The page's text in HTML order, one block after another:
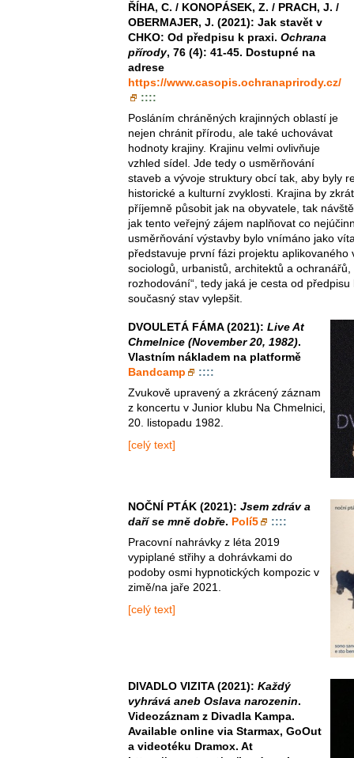
ŘÍHA, C. / KONOPÁSEK, Z. / PRACH, J. /
OBERMAJER, J. (2021): Jak stavět v
CHKO: Od předpisu k praxi. Ochrana
přírody, 76 (4): 41-45. Dostupné na
adrese
https://www.casopis.ochranaprirody.cz/
::::
Posláním chráněných krajinných oblastí je
nejen chránit přírodu, ale také uchovávat
hodnoty krajiny. Krajinu velmi ovlivňuje
vzhled sídel. Jde tedy o usměrňování
staveb a vývoje struktury obcí tak, aby byly
historické a kulturní zvyklosti. Krajina by
příjemně působit jak na obyvatele, tak
jak tento veřejný zájem naplňovat co
usměrňování výstavby bylo vnímáno jako
představuje první fázi projektu aplikovaného
sociologů, urbanistů, architektů a ochranářů,
rozhodování“, tedy jaká je cesta od
současný stav vylepšit.
DVOULETÁ FÁMA (2021): Live At
Chmelnice (November 20, 1982).
Vlastním nákladem na platformě
Bandcamp
::::
Zvukově upravený a zkrácený záznam
z koncertu v Junior klubu Na Chmelnici,
20. listopadu 1982.
[celý text]
NOČNÍ PTÁK (2021): Jsem zdráv a
daří se mně dobře. Polí5
::::
Pracovní nahrávky z léta 2019
vypiplané střihy a dohrávkami do
podoby osmi hypnotických kompozic v
zimě/na jaře 2021.
[celý text]
DIVADLO VIZITA (2021): Každý
vyhrává aneb Oslava narozenin.
Videozáznam z Divadla Kampa.
Available online via Starmax, GoOut
a videotéku Dramox. At